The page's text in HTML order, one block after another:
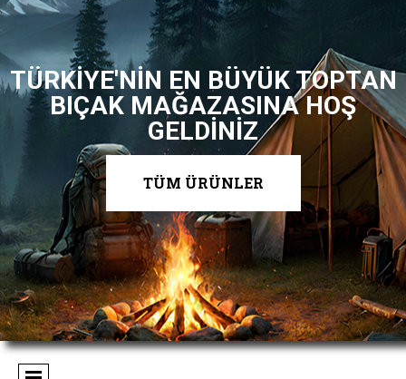
TÜRKİYE'NİN EN BÜYÜK TOPTAN
BIÇAK MAĞAZASINA HOŞ
GELDİNİZ
TÜM ÜRÜNLER